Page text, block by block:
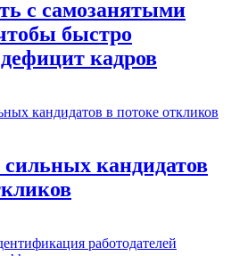
с самозанятыми
быстро
кадров
кандидатов